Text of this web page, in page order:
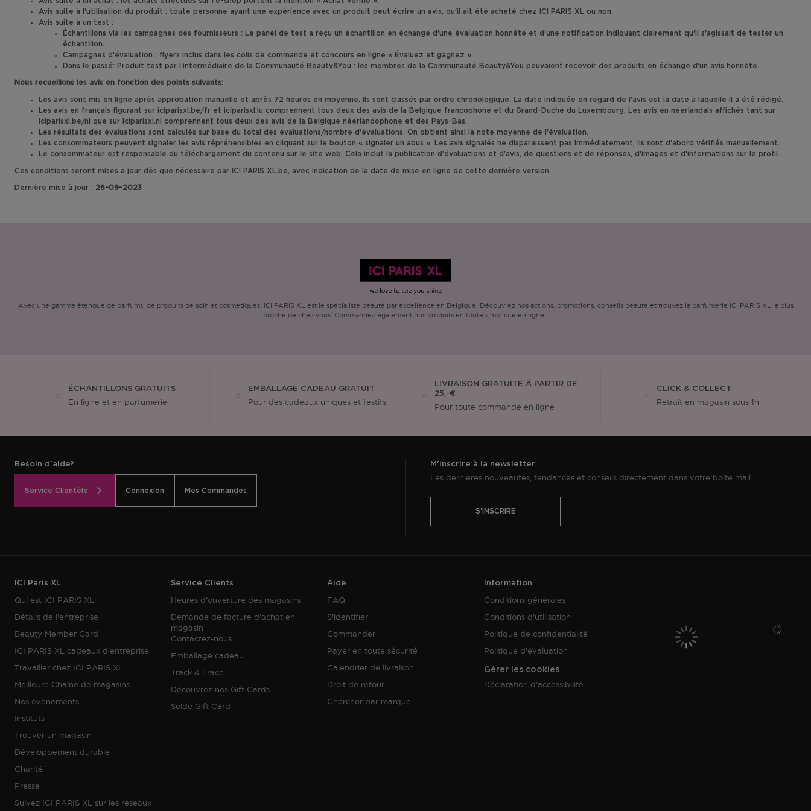
Avis suite à l'utilisation du produit : toute personne ayant une expérience avec un produit peut écrire un avis, qu'il ait été acheté chez ICI PARIS XL ou non.
Avis suite à un test :
Échantillons via les campagnes des fournisseurs : Le panel de test a reçu un échantillon en échange d'une évaluation honnête et d'une notification indiquant clairement qu'il s'agissait de tester un
échantillon.
Campagnes d'évaluation : flyers inclus dans les colis de commande et concours en ligne « Évaluez et gagnez ».
Dans le passé: Produit test par l'intermédiaire de la Communauté Beauty&You : les membres de la Communauté Beauty&You peuvaient recevoir des produits en échange d'un avis honnête.
Nous recueillons les avis en fonction des points suivants:
Les avis sont mis en ligne après approbation manuelle et après 72 heures en moyenne. Ils sont classés par ordre chronologique. La date indiquée en regard de l'avis est la date à laquelle il a été rédigé.
Les avis en français figurant sur iciparisxl.be/fr et iciparisxl.lu comprennent tous deux des avis de la Belgique francophone et du Grand-Duché du Luxembourg. Les avis en néerlandais affichés tant sur
iciparisxl.be/nl que sur iciparisxl.nl comprennent tous deux des avis de la Belgique néerlandophone et des Pays-Bas.
Les résultats des évaluations sont calculés sur base du total des évaluations/nombre d'évaluations. On obtient ainsi la note moyenne de l'évaluation.
Les consommateurs peuvent signaler les avis répréhensibles en cliquant sur le bouton « signaler un abus ». Les avis signalés ne disparaissent pas immédiatement, ils sont d'abord vérifiés manuellement.
Le consommateur est responsable du téléchargement du contenu sur le site web. Cela inclut la publication d'évaluations et d'avis, de questions et de réponses, d'images et d'informations sur le profil.
Ces conditions seront mises à jour dès que nécessaire par ICI PARIS XL.be, avec indication de la date de mise en ligne de cette dernière version.
Dernière mise à jour : 26-09-2023
Avec une gamme étendue de parfums, de produits de soin et cosmétiques, ICI PARIS XL est le spécialiste beauté par excellence en Belgique. Découvrez nos actions, promotions, conseils beauté et trouvez la parfumerie ICI PARIS XL la plus
proche de chez vous. Commandez également nos produits en toute simplicité en ligne !
ÉCHANTILLONS GRATUITS
En ligne et en parfumerie
EMBALLAGE CADEAU GRATUIT
Pour des cadeaux uniques et festifs
LIVRAISON GRATUITE Á PARTIR DE
25,-€
Pour toute commande en ligne
CLICK & COLLECT
Retrait en magasin sous 1h.
Besoin d'aide?
Service Clientèle Connexion Mes Commandes
M'inscrire à la newsletter
Les dernières nouveautés, tendances et conseils directement dans votre boîte mail.
S'INSCRIRE
ICI Paris XL
Qui est ICI PARIS XL
Détails de l'entreprise
Beauty Member Card
ICI PARIS XL cadeaux d'entreprise
Travailler chez ICI PARIS XL
Meilleure Chaîne de magasins
Nos évènements
Instituts
Trouver un magasin
Développement durable
Charité
Presse
Suivez ICI PARIS XL sur les réseaux
Service Clients
Heures d’ouverture des magasins
Demande de facture d'achat en
magasin
Contactez-nous
Emballage cadeau
Track & Trace
Découvrez nos Gift Cards
Solde Gift Card
Aide
FAQ
S'identifier
Commander
Payer en toute sécurité
Calendrier de livraison
Droit de retour
Chercher par marque
Information
Conditions générales
Conditions d'utilisation
Politique de confidentialité
Politique d'évaluation
Gérer les cookies
Déclaration d’accessibilité